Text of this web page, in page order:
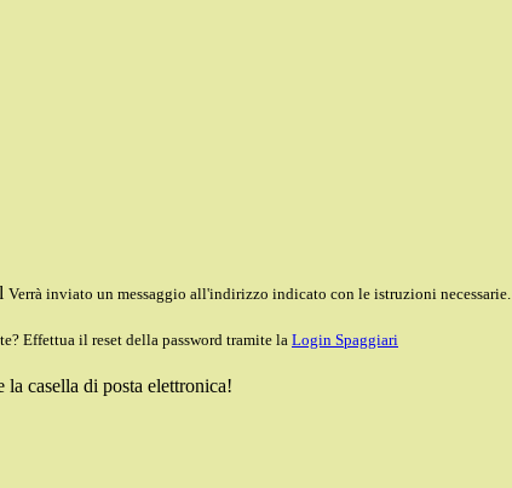
Verrà inviato un messaggio all'indirizzo indicato con le istruzioni necessarie.
Effettua il reset della password tramite la Login Spaggiari
casella di posta elettronica!